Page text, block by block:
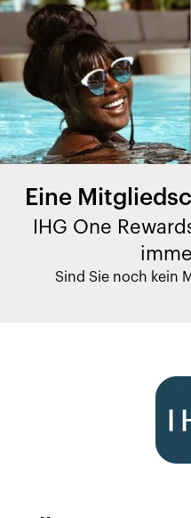
Eine
IHG One
Sind Sie noch kein